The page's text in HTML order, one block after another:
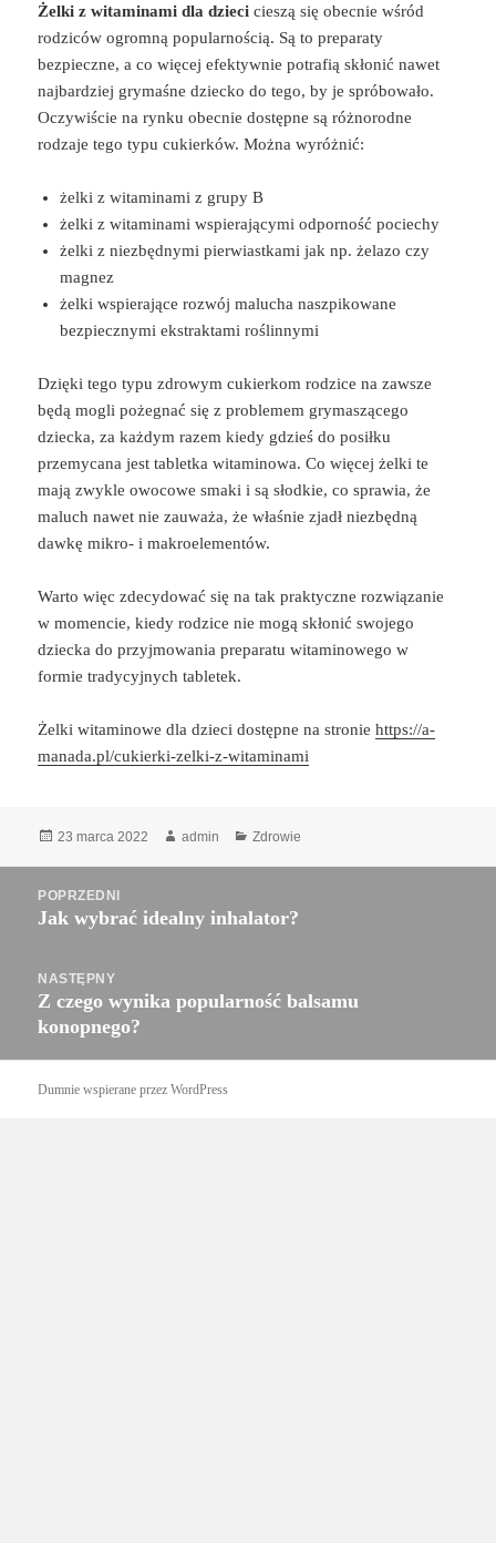
Żelki z witaminami dla dziecicieszą się obecnie wśród
rodziców ogromną popularnością. Są to preparaty
bezpieczne, a co więcej efektywnie potrafią skłonić nawet
najbardziej grymaśne dziecko do tego, by je spróbowało.
Oczywiście na rynku obecnie dostępne są różnorodne
rodzaje tego typu cukierków. Można wyróżnić:
żelki z witaminami z grupy B
żelki z witaminami wspierającymi odporność pociechy
żelki z niezbędnymi pierwiastkami jak np. żelazo czy
magnez
żelki wspierające rozwój malucha naszpikowane
bezpiecznymi ekstraktami roślinnymi
Dzięki tego typu zdrowym cukierkom rodzice na zawsze
będą mogli pożegnać się z problemem grymaszącego
dziecka, za każdym razem kiedy gdzieś do posiłku
przemycana jest tabletka witaminowa. Co więcej żelki te
mają zwykle owocowe smaki i są słodkie, co sprawia, że
maluch nawet nie zauważa, że właśnie zjadł niezbędną
dawkę mikro- i makroelementów.
Warto więc zdecydować się na tak praktyczne rozwiązanie
w momencie, kiedy rodzice nie mogą skłonić swojego
dziecka do przyjmowania preparatu witaminowego w
formie tradycyjnych tabletek.
Żelki witaminowe dla dzieci dostępne na stroniehttps://a-
manada.pl/cukierki-zelki-z-witaminami
Data
23 marca 2022 Autor
admin Kategorie
Zdrowie
wpisu
POPRZEDNI
Poprzedni
Jak wybrać idealny inhalator?
NASTĘPNY
Następny
wpis:
Z czego wynika popularność balsamu
konopnego?
Dumnie wspierane przez WordPress